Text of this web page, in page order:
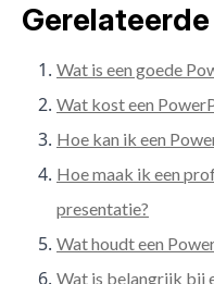
Wat is een goede
Wat kost een
Hoe kan ik een
Hoe maak ik een
presentatie?
Wat houdt een
Wat is belangrijk bij